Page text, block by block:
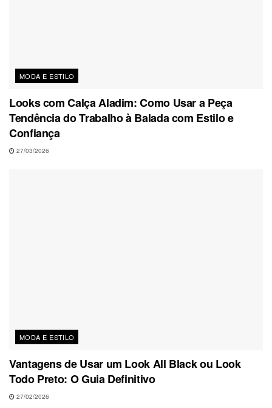
MODA E ESTILO
Looks com Calça Aladim: Como Usar a Peça
Tendência do Trabalho à Balada com Estilo e
Confiança
27/03/2026
MODA E ESTILO
Vantagens de Usar um Look All Black ou Look
Todo Preto: O Guia Definitivo
27/02/2026